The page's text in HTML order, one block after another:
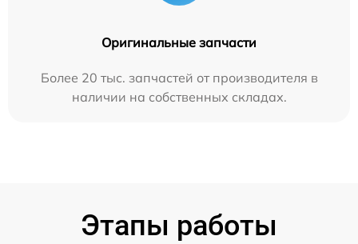
Оригинальные запчасти
Более 20 тыс. запчастей от производителя в
наличии на собственных складах.
Этапы работы